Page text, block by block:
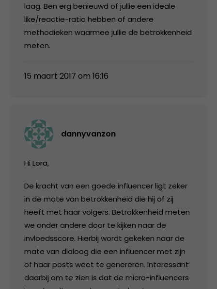
laag. Ben erg benieuwd of jullie een ideale
like/reactie-ratio hebben of andere
methodieken waarmee jullie de betrokkenheid
meten.
15 maart 2017 om 16:16
dannyvanzon
Hi Lora,
De kracht van een goede influencer ligt zeker
in de mate van betrokkenheid die hij of zij
heeft met haar volgers. Betrokkenheid meten
we onder andere door te kijken naar de
invloedsscore. Hierbij wordt gekeken naar de
mate van dialoog die een influencer met zijn
of haar posts weet te genereren. Interessant
daarbij om te zien is dat de micro-influencers